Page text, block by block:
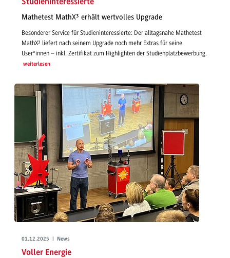
Studieninteressierte
Mathetest MathX³ erhält wertvolles Upgrade
Besonderer Service für Studieninteressierte: Der alltagsnahe Mathetest
MathX³ liefert nach seinem Upgrade noch mehr Extras für seine
User*innen – inkl. Zertifikat zum Highlighten der Studienplatzbewerbung.
weiterlesen
01.12.2025 | News
Voller Energie